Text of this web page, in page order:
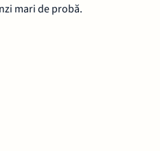
mari de probă.